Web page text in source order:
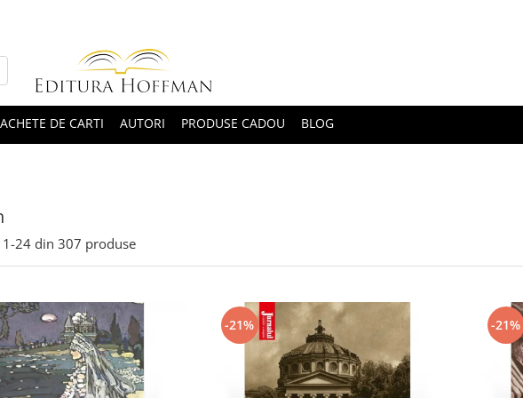
DE CARTI AUTORI PRODUSE CADOU BLOG
1-24 din 307 produse
-21% -21%